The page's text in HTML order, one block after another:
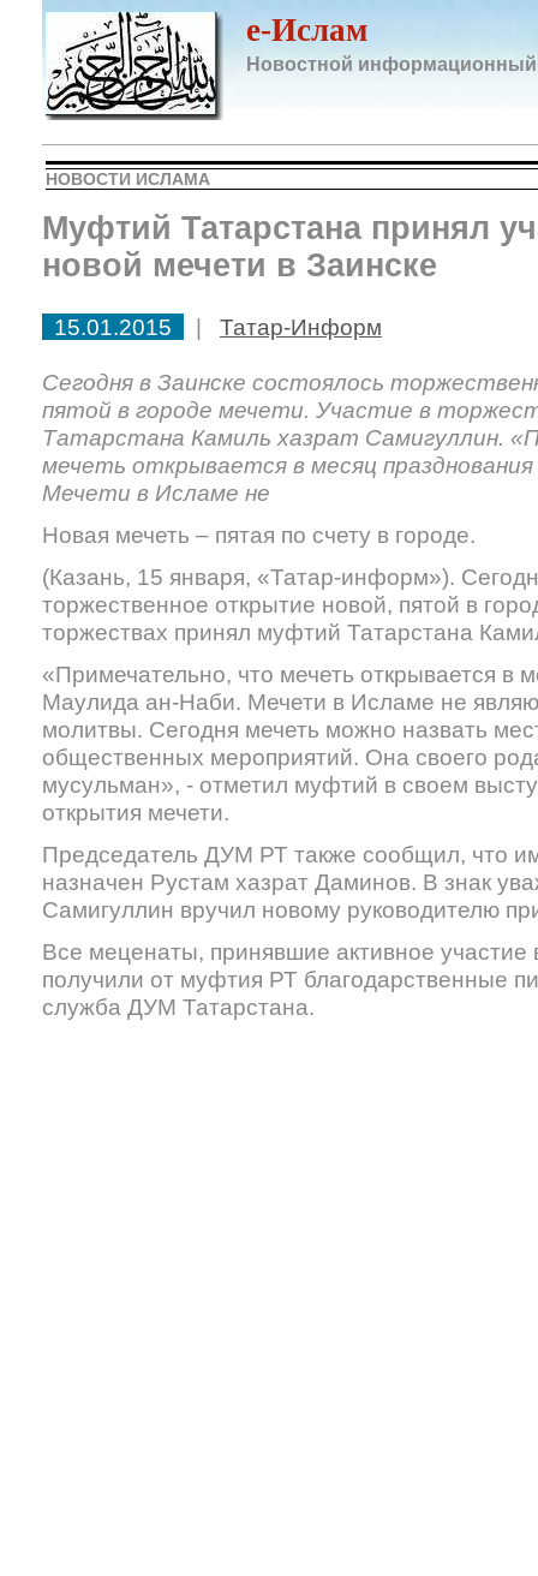
e-Ислам
Новостной информационный
НОВОСТИ ИСЛАМА
Муфтий Татарстана принял
новой мечети в Заинске
15.01.2015 | Татар-Информ
Сегодня в Заинске состоялось
пятой в городе мечети. Участие в
Татарстана Камиль хазрат Самигуллин.
мечеть открывается в месяц
Мечети в Исламе не
Новая мечеть – пятая по счету в городе.
(Казань, 15 января, «Татар-информ»).
торжественное открытие новой, пятой в
торжествах принял муфтий Татарстана
«Примечательно, что мечеть открывается в
Маулида ан-Наби. Мечети в Исламе не
молитвы. Сегодня мечеть можно назвать
общественных мероприятий. Она своего
мусульман», - отметил муфтий в своем
открытия мечети.
Председатель ДУМ РТ также сообщил, что
назначен Рустам хазрат Даминов. В знак
Самигуллин вручил новому руководителю
Все меценаты, принявшие активное участие
получили от муфтия РТ благодарственные
служба ДУМ Татарстана.